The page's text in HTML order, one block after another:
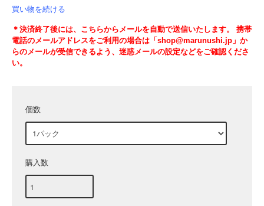
買い物を続ける
＊決済終了後には、こちらからメールを自動で送信いたします。 携帯
電話のメールアドレスをご利用の場合は「shop@marunushi.jp」か
らのメールが受信できるよう、迷惑メールの設定などをご確認くださ
い。
個数
購入数